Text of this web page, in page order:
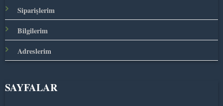
Siparişlerim
Bilgilerim
Adreslerim
SAYFALAR